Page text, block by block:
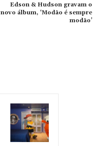
Edson & Hudson gravam o
novo álbum, ‘Modão é sempre
modão’